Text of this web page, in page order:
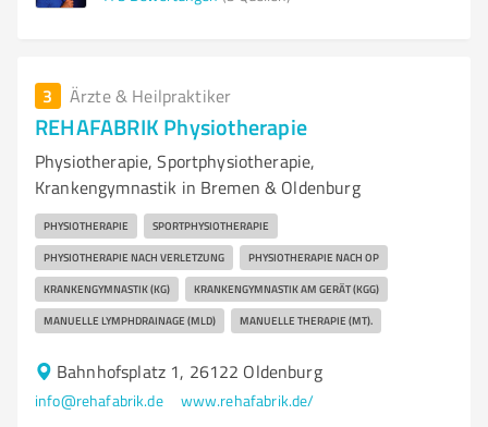
3 Ärzte & Heilpraktiker
REHAFABRIK Physiotherapie
Physiotherapie, Sportphysiotherapie,
Krankengymnastik in Bremen & Oldenburg
PHYSIOTHERAPIE SPORTPHYSIOTHERAPIE
PHYSIOTHERAPIE NACH VERLETZUNG PHYSIOTHERAPIE NACH OP
KRANKENGYMNASTIK (KG) KRANKENGYMNASTIK AM GERÄT (KGG)
MANUELLE LYMPHDRAINAGE (MLD) MANUELLE THERAPIE (MT).
Bahnhofsplatz 1, 26122 Oldenburg
info@rehafabrik.de www.rehafabrik.de/